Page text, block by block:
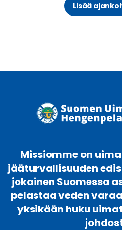
Lisää
Missiomme on
jääturvallisuuden
jokainen Suomessa
pelastaa veden
yksikään huku